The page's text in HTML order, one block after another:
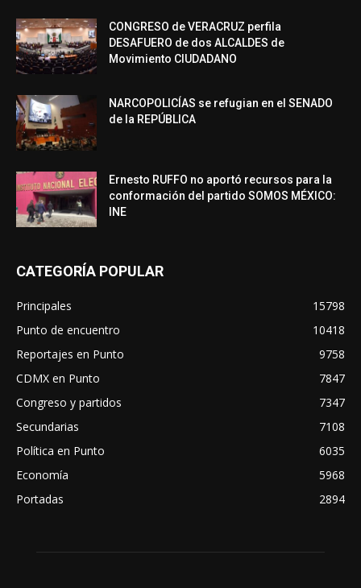
CONGRESO de VERACRUZ perfila
DESAFUERO de dos ALCALDES de
Movimiento CIUDADANO
NARCOPOLICÍAS se refugian en el SENADO
de la REPÚBLICA
Ernesto RUFFO no aportó recursos para la
conformación del partido SOMOS MÉXICO:
INE
CATEGORÍA POPULAR
Principales
15798
Punto de encuentro
10418
Reportajes en Punto
9758
CDMX en Punto
7847
Congreso y partidos
7347
Secundarias
7108
Política en Punto
6035
Economía
5968
Portadas
2894